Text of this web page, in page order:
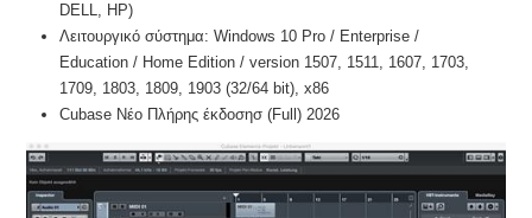
DELL, HP)
Λειτουργικό σύστημα: Windows 10 Pro / Enterprise /
Education / Home Edition / version 1507, 1511, 1607, 1703,
1709, 1803, 1809, 1903 (32/64 bit), x86
Cubase Νέο Πλήρης έκδοσησ (Full) 2026